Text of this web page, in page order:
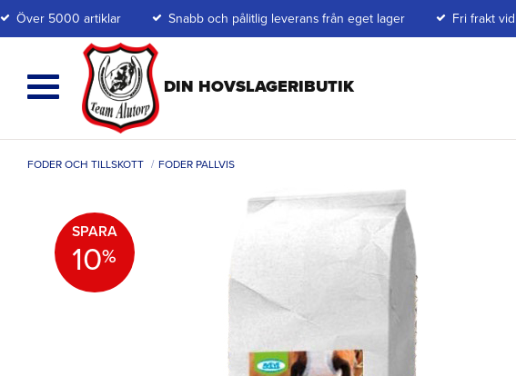
Över 5000 artiklar Snabb och pålitlig leverans från eget lager Fri frakt
FODER OCH TILLSKOTT FODER PALLVIS
SPARA
10%